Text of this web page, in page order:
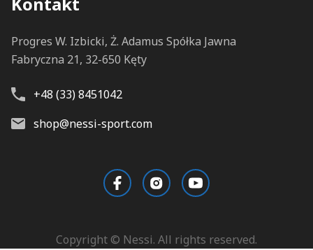
Progres W. Izbicki, Ż. Adamus Spółka Jawna
Fabryczna 21, 32-650 Kęty
+48 (33) 8451042
shop@nessi-sport.com
Copyright © Nessi. All rights reserved.